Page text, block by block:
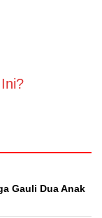
Gauli Dua Anak